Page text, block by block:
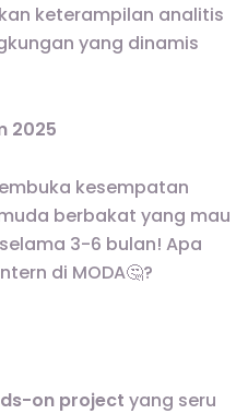
keterampilan analitis
yang dinamis
2025
kesempatan
berbakat yang mau
3-6 bulan! Apa
di MODA🤔?
on project yang seru